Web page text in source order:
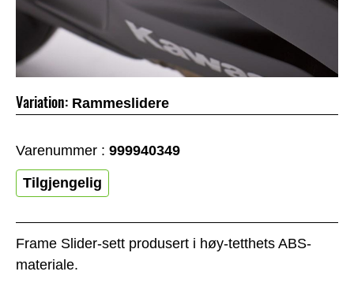
Frame Slider-sett produsert i høy-tetthets ABS-
materiale.
Variation: Rammeslidere
Varenummer : 999940349
Tilgjengelig